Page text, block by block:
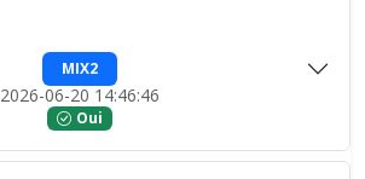
MIX2
2026-06-20 14:46:46
Oui